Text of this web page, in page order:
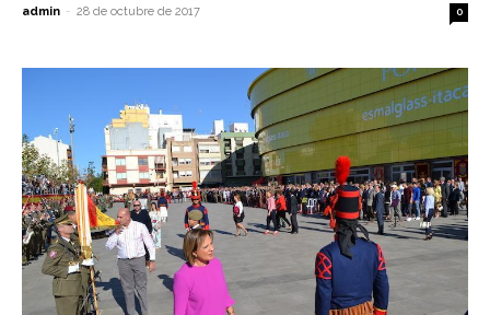
admin - 28 de octubre de 2017 0